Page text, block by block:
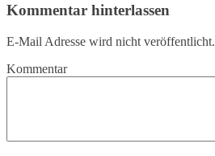
Kommentar hinterlassen
E-Mail Adresse wird nicht veröffentlicht.
Kommentar